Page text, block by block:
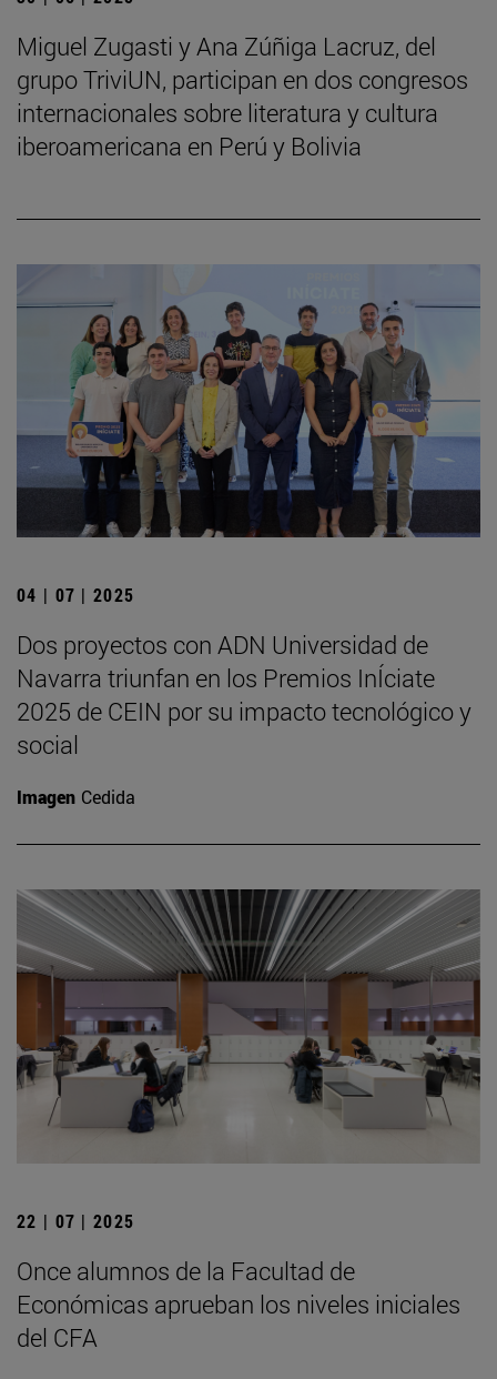
Miguel Zugasti y Ana Zúñiga Lacruz, del
grupo TriviUN, participan en dos congresos
internacionales sobre literatura y cultura
iberoamericana en Perú y Bolivia
04 | 07 | 2025
Dos proyectos con ADN Universidad de
Navarra triunfan en los Premios InÍciate
2025 de CEIN por su impacto tecnológico y
social
Imagen Cedida
22 | 07 | 2025
Once alumnos de la Facultad de
Económicas aprueban los niveles iniciales
del CFA